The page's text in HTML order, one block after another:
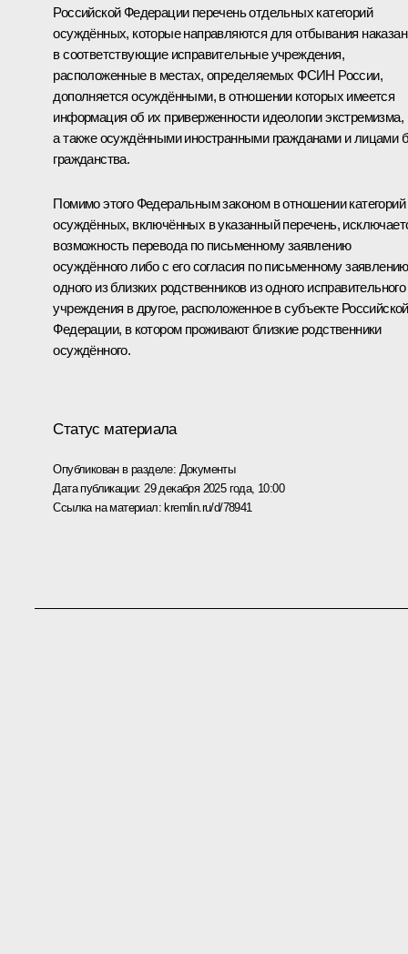
Российской Федерации перечень отдельных категорий
осуждённых, которые направляются для отбывания
в соответствующие исправительные учреждения,
расположенные в местах, определяемых ФСИН России,
дополняется осуждёнными, в отношении которых имеется
информация об их приверженности идеологии экстремизма,
а также осуждёнными иностранными гражданами и лицами
гражданства.
Помимо этого Федеральным законом в отношении категорий
осуждённых, включённых в указанный перечень,
возможность перевода по письменному заявлению
осуждённого либо с его согласия по письменному заявлению
одного из близких родственников из одного исправительного
учреждения в другое, расположенное в субъекте Российской
Федерации, в котором проживают близкие родственники
осуждённого.
Статус материала
Опубликован в разделе: Документы
Дата публикации: 29 декабря 2025 года, 10:00
Ссылка на материал: kremlin.ru/d/78941